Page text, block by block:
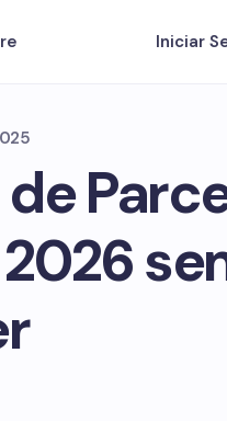
Iniciar